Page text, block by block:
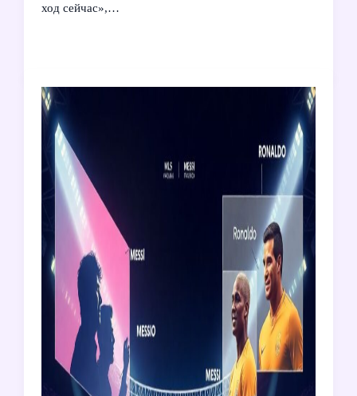
ход сейчас»,…